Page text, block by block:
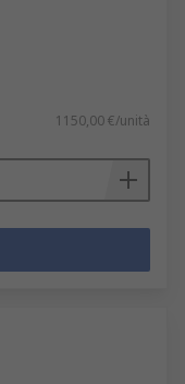
1150,00 €/unità